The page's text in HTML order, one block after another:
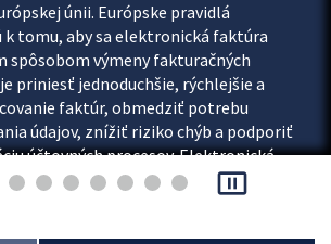
únii. Európske pravidlá
k tomu, aby sa elektronická faktúra
spôsobom výmeny fakturačných
priniesť jednoduchšie, rýchlejšie a
faktúr, obmedziť potrebu
údajov, znížiť riziko chýb a podporiť
účtovných procesov. Elektronická
pause_presentation